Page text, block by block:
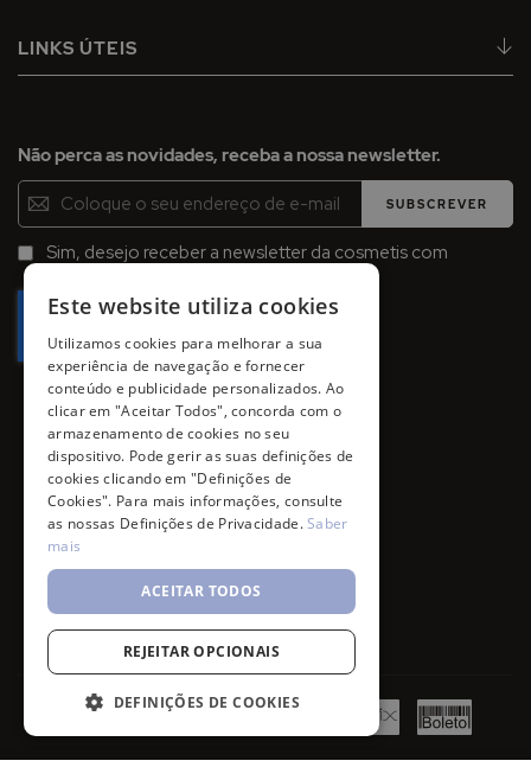
LINKS ÚTEIS
Não perca as novidades, receba a nossa newsletter.
Inscreva-
se
na
Newsletter:
SUBSCREVER
Sim, desejo receber a newsletter da cosmetis com
Este website utiliza cookies
Utilizamos cookies para melhorar a sua
experiência de navegação e fornecer
conteúdo e publicidade personalizados. Ao
clicar em "Aceitar Todos", concorda com o
armazenamento de cookies no seu
dispositivo. Pode gerir as suas definições de
cookies clicando em "Definições de
Cookies". Para mais informações, consulte
as nossas Definições de Privacidade.Saber
mais
ACEITAR TODOS
REJEITAR OPCIONAIS
DEFINIÇÕES DE COOKIES